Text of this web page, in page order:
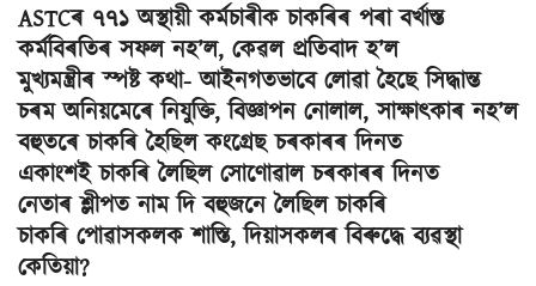
ASTCৰ ৭৭১ অস্থায়ী কৰ্মচাৰীক চাকৰিৰ পৰা বৰ্খাস্ত
কৰ্মবিৰতিৰ সফল নহ’ল, কেৱল প্ৰতিবাদ হ’ল
মুখ্যমন্ত্ৰীৰ স্পষ্ট কথা- আইনগতভাবে লোৱা হৈছে সিদ্ধান্ত
চৰম অনিয়মেৰে নিযুক্তি, বিজ্ঞাপন নোলাল, সাক্ষাৎকাৰ নহ’ল
বহুতৰে চাকৰি হৈছিল কংগ্ৰেছ চৰকাৰৰ দিনত
একাংশই চাকৰি লৈছিল সোণোৱাল চৰকাৰৰ দিনত
নেতাৰ শ্লীপত নাম দি বহুজনে লৈছিল চাকৰি
চাকৰি পোৱাসকলক শাস্তি, দিয়াসকলৰ বিৰুদ্ধে ব্যৱস্থা
কেতিয়া?